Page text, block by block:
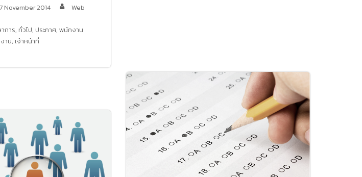
November 2014
Web
การ, ทั่วไป, ประกาศ, พนักงาน
าน, เจ้าหน้าที่